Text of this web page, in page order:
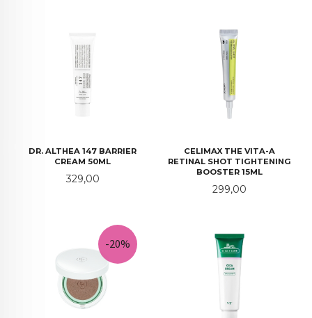
DR. ALTHEA 147 BARRIER
CREAM 50ML
Pris
329,00
CELIMAX THE VITA-A
RETINAL SHOT TIGHTENING
BOOSTER 15ML
Pris
299,00
-20%